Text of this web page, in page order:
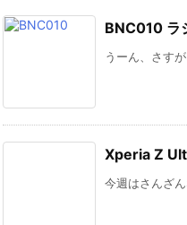
BNC010 ラ
うーん、さす
Xperia Z
今週はさんざ